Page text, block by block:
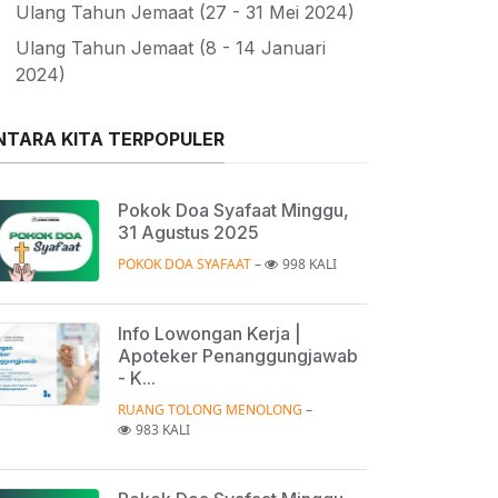
Tahun Jemaat (1 - 3 Maret 2024)
Ulang Tahun Jemaat (27 - 31 Mei 2024)
Ulang Tahun Jemaat (8 - 14 Januari
2024)
KITA TERPOPULER
Pokok Doa Syafaat Minggu,
31 Agustus 2025
POKOK DOA SYAFAAT – 998 KALI
Info Lowongan Kerja |
Apoteker Penanggungjawab
- K...
RUANG TOLONG MENOLONG –
983 KALI